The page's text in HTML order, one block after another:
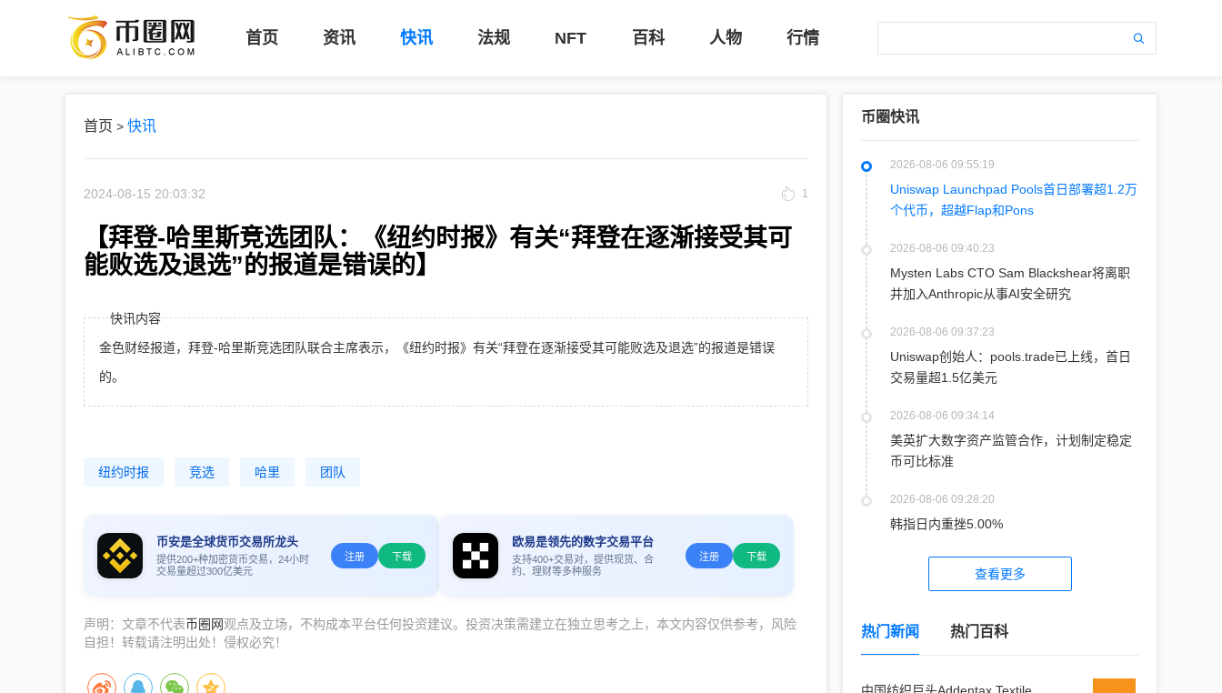
币
首页 资讯 快讯 法规 NFT 百科 人物 行情
首页 > 快讯
2024-08-15 20:03:32 1
【拜登-哈里斯竞选团队：《纽约时报》有关“拜登在逐渐接受其可
能败选及退选”的报道是错误的】
快讯内容
金色财经报道，拜登-哈里斯竞选团队联合主席表示，《纽约时报》有关“拜登在逐渐接受其可能败选及退选”的报道是错误
的。
纽约时报 竞选 哈里 团队
币安是全球货币交易所龙头
提供200+种加密货币交易，24小时
交易量超过300亿美元
注册 下载
欧易是领先的数字交易平台
支持400+交易对，提供现货、合
约、理财等多种服务
注册 下载
声明：文章不代表币圈网观点及立场，不构成本平台任何投资建议。投资决策需建立在独立思考之上，本文内容仅供参考，风险
自担！转载请注明出处！侵权必究！
币圈快讯
2026-08-06 09:55:19
Uniswap Launchpad Pools首日部署超1.2万
个代币，超越Flap和Pons
2026-08-06 09:40:23
Mysten Labs CTO Sam Blackshear将离职
并加入Anthropic从事AI安全研究
2026-08-06 09:37:23
Uniswap创始人：pools.trade已上线，首日
交易量超1.5亿美元
2026-08-06 09:34:14
美英扩大数字资产监管合作，计划制定稳定
币可比标准
2026-08-06 09:28:20
韩指日内重挫5.00%
查看更多
热门新闻 热门百科